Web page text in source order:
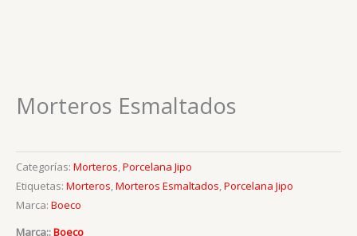
Morteros Esmaltados
Categorías: Morteros,Porcelana Jipo
Etiquetas: Morteros,Morteros Esmaltados,Porcelana Jipo
Marca: Boeco
Marca::Boeco